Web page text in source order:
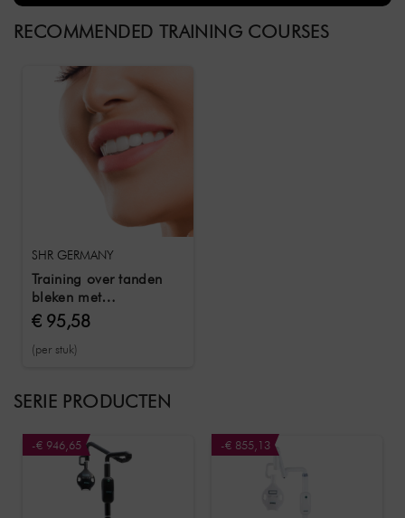
RECOMMENDED TRAINING COURSES
SHR GERMANY
Training over tanden
bleken met
trainingsdocumenten &
certificaat
€ 95,58
(per stuk)
SERIE PRODUCTEN
-€ 946,65 -€ 855,13